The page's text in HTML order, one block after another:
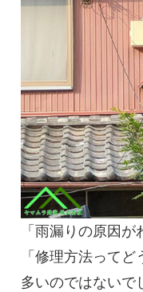
「雨漏りの原因が
「修理方法って
多いのではないで